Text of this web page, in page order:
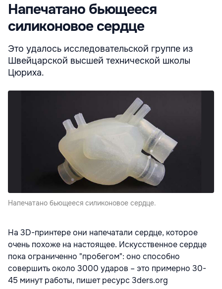
Напечатано бьющееся
силиконовое сердце
Это удалось исследовательской группе из
Швейцарской высшей технической школы
Цюриха.
Напечатано бьющееся силиконовое сердце.
На 3D-принтере они напечатали сердце, которое
очень похоже на настоящее. Искусственное сердце
пока ограниченно "пробегом": оно способно
совершить около 3000 ударов – это примерно 30-
45 минут работы, пишет ресурс 3ders.org